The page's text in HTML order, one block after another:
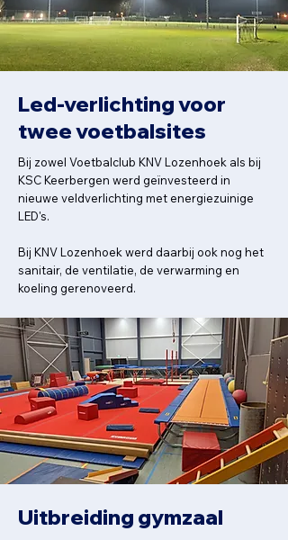
Led-verlichting voor
twee voetbalsites
Bij zowel Voetbalclub KNV Lozenhoek als bij
KSC Keerbergen werd geïnvesteerd in
nieuwe veldverlichting met energiezuinige
LED's.
Bij KNV Lozenhoek werd daarbij ook nog het
sanitair, de ventilatie, de verwarming en
koeling gerenoveerd.
Uitbreiding gymzaal